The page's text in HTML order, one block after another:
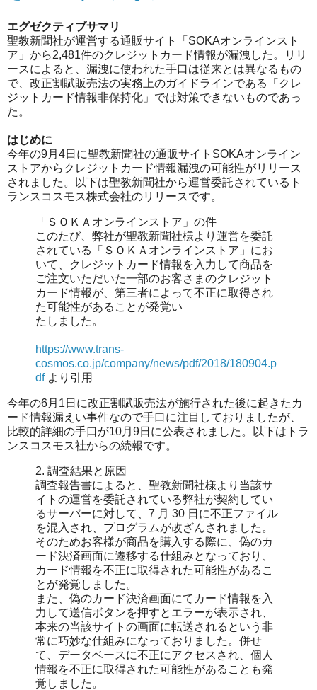
エグゼクティブサマリ
聖教新聞社が運営する通販サイト「SOKAオンラインスト
ア」から2,481件のクレジットカード情報が漏洩した。リリ
ースによると、漏洩に使われた手口は従来とは異なるもの
で、改正割賦販売法の実務上のガイドラインである「クレ
ジットカード情報非保持化」では対策できないものであっ
た。
はじめに
今年の9月4日に聖教新聞社の通販サイトSOKAオンライン
ストアからクレジットカード情報漏洩の可能性がリリース
されました。以下は聖教新聞社から運営委託されているト
ランスコスモス株式会社のリリースです。
「ＳＯＫＡオンラインストア」の件
このたび、弊社が聖教新聞社様より運営を委託
されている「ＳＯＫＡオンラインストア」にお
いて、クレジットカード情報を入力して商品を
ご注文いただいた一部のお客さまのクレジット
カード情報が、第三者によって不正に取得され
た可能性があることが発覚い
たしました。
https://www.trans-
cosmos.co.jp/company/news/pdf/2018/180904.p
dfより引用
今年の6月1日に改正割賦販売法が施行された後に起きたカ
ード情報漏えい事件なので手口に注目しておりましたが、
比較的詳細の手口が10月9日に公表されました。以下はトラ
ンスコスモス社からの続報です。
2. 調査結果と原因
調査報告書によると、聖教新聞社様より当該サ
イトの運営を委託されている弊社が契約してい
るサーバーに対して、7 月 30 日に不正ファイル
を混入され、プログラムが改ざんされました。
そのためお客様が商品を購入する際に、偽のカ
ード決済画面に遷移する仕組みとなっており、
カード情報を不正に取得された可能性があるこ
とが発覚しました。
また、偽のカード決済画面にてカード情報を入
力して送信ボタンを押すとエラーが表示され、
本来の当該サイトの画面に転送されるという非
常に巧妙な仕組みになっておりました。併せ
て、データベースに不正にアクセスされ、個人
情報を不正に取得された可能性があることも発
覚しました。